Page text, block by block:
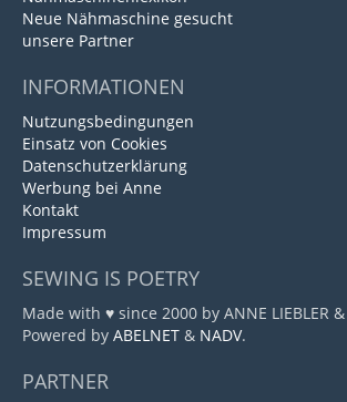
Neue Nähmaschine gesucht
unsere Partner
INFORMATIONEN
Nutzungsbedingungen
Einsatz von Cookies
Datenschutzerklärung
Werbung bei Anne
Kontakt
Impressum
SEWING IS POETRY
Made with ♥ since 2000 by ANNE LIEBLER &
Powered by ABELNET & NADV.
PARTNER